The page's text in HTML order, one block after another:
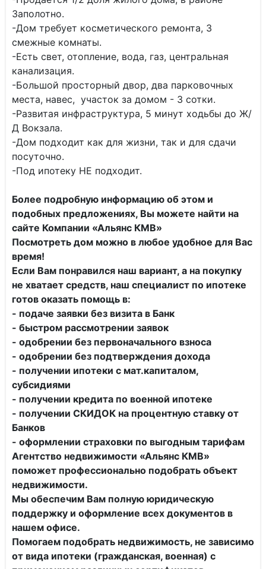
Заполотно.
-Дом требует косметического ремонта, 3
смежные комнаты.
-Есть свет, отопление, вода, газ, центральная
канализация.
-Большой просторный двор, два парковочных
места, навес, участок за домом - 3 сотки.
-Развитая инфраструктура, 5 минут ходьбы до Ж/
Д Вокзала.
-Дом подходит как для жизни, так и для сдачи
посуточно.
-Под ипотеку НЕ подходит.
Более подробную информацию об этом и
подобных предложениях, Вы можете найти на
сайте Компании «Альянс КМВ»
Посмотреть дом можно в любое удобное для Вас
время!
Если Вам понравился наш вариант, а на покупку
не хватает средств, наш специалист по ипотеке
готов оказать помощь в:
- подаче заявки без визита в Банк
- быстром рассмотрении заявок
- одобрении без первоначального взноса
- одобрении без подтверждения дохода
- получении ипотеки с мат.капиталом,
субсидиями
- получении кредита по военной ипотеке
- получении СКИДОК на процентную ставку от
Банков
- оформлении страховки по выгодным тарифам
Агентство недвижимости «Альянс КМВ»
поможет профессионально подобрать объект
недвижимости.
Мы обеспечим Вам полную юридическую
поддержку и оформление всех документов в
нашем офисе.
Помогаем подобрать недвижимость, не зависимо
от вида ипотеки (гражданская, военная) с